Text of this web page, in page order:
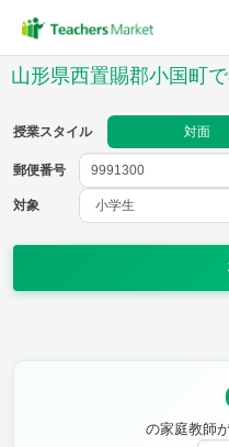
山形県西置賜郡小国町
授業スタイル 対面
郵便番号
対象
の家庭教師
郵便番号
教科